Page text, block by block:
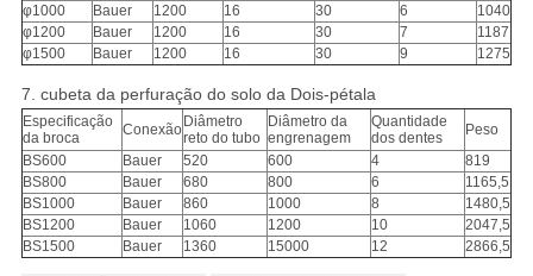
φ1000
Bauer 1200 16 30 6
1040
φ1200
Bauer 1200 16 30 7
1187
φ1500
Bauer 1200 16 30 9 1275
7. cubeta da perfuração do solo da Dois-pétala
Especificação
da broca
Conexão Diâmetro
reto do tubo
Diâmetro da
engrenagem
Quantidade
dos dentes
Peso
BS600
Bauer 520 600 4
819
BS800
Bauer 680 800 6
1165,5
BS1000
Bauer 860 1000 8
1480,5
BS1200
Bauer 1060 1200 10
2047,5
BS1500
Bauer 1360 15000 12 2866,5